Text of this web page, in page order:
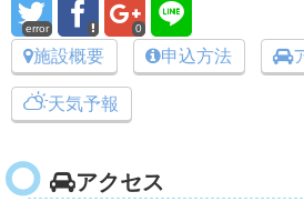
error 0
施設概要 申込方法
天気予報
アクセス